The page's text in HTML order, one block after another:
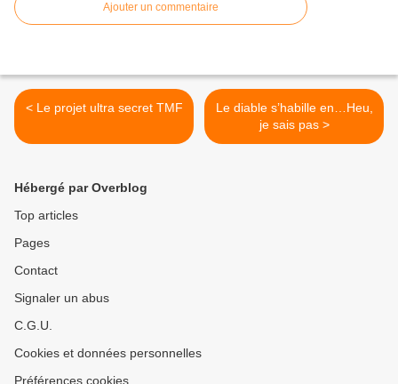
Ajouter un commentaire
< Le projet ultra secret TMF
Le diable s’habille en…Heu,
je sais pas >
Hébergé par Overblog
Top articles
Pages
Contact
Signaler un abus
C.G.U.
Cookies et données personnelles
Préférences cookies